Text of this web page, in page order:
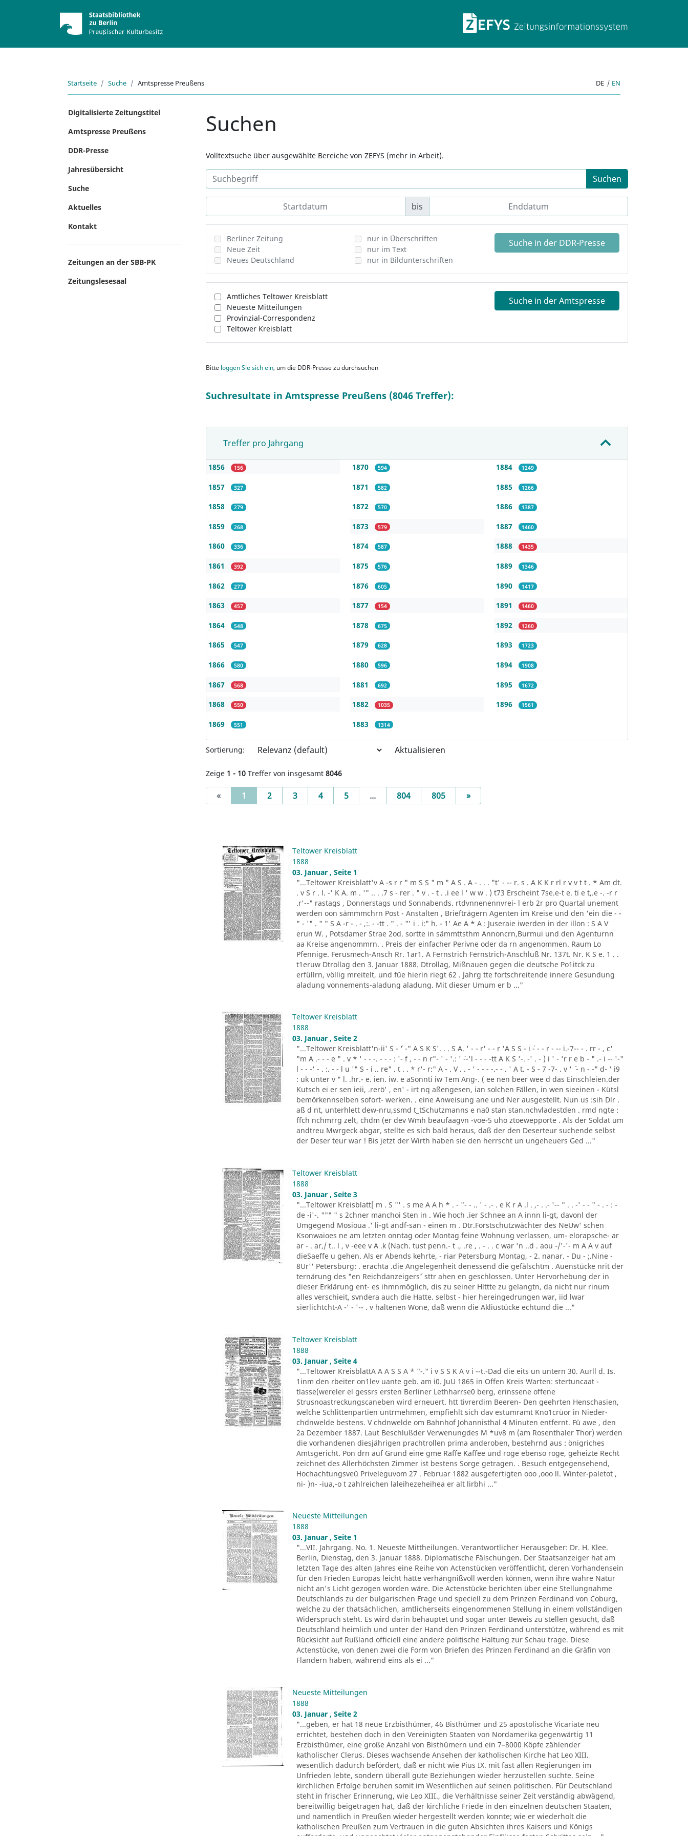
ZEFYS
Startseite Suche Amtspresse Preußens DE | EN
Digitalisierte Zeitungstitel
Amtspresse Preußens
DDR-Presse
Jahresübersicht
Suche
Aktuelles
Kontakt
Zeitungen an der SBB-PK
Zeitungslesesaal
Suchen
Volltextsuche über ausgewählte Bereiche von ZEFYS (mehr in Arbeit).
Suchen
bis
Berliner Zeitung
Neue Zeit
Neues Deutschland
nur in Überschriften
nur im Text
nur in Bildunterschriften
Suche in der DDR-Presse
Amtliches Teltower Kreisblatt
Neueste Mitteilungen
Provinzial-Correspondenz
Teltower Kreisblatt
Suche in der Amtspresse
Bitte loggen Sie sich ein, um die DDR-Presse zu durchsuchen
Suchresultate in Amtspresse Preußens (8046 Treffer):
Treffer pro Jahrgang
1856 156
1857 327
1858 279
1859 268
1860 336
1861 392
1862 277
1863 457
1864 548
1865 547
1866 580
1867 568
1868 550
1869 551
1870 594
1871 582
1872 570
1873 579
1874 587
1875 576
1876 605
1877 154
1878 675
1879 628
1880 596
1881 692
1882 1035
1883 1314
1884 1249
1885 1266
1886 1387
1887 1460
1888 1435
1889 1346
1890 1417
1891 1460
1892 1260
1893 1723
1894 1908
1895 1672
1896 1561
Sortierung: Aktualisieren
Zeige 1 - 10 Treffer von insgesamt 8046
« 1 (current)
2 3 4 5 ... 804 805 »Next
Teltower Kreisblatt
1888
03. Januar , Seite 1
"...Teltower Kreisblatt'v A -s r r " m S S " m " A S . A - . . . "t' - -- r. s . A K K r rl r v v t t . * Am dt.
. v S r . l. -' K A. m . '" .. . .7 s - rer . " v . - t . .i ee l ' w w . ) t73 Erscheint 7se.e-t e. ti e t,.e -. -r r
.r'--" rastags , Donnerstags und Sonnabends. rtdvnnenennvrei- l erb 2r pro Quartal unement
werden oon sämmmchrn Post - Anstalten , Briefträgern Agenten im Kreise und den 'ein die - -
" - '" . " " S A -r - . - ,:. - -tt . " . - "' i . i:" h. - 1' Ae A * A : Juseraie iwerden in der illon : S A V
erun W. , Potsdamer Strae 2od. sortte in sämmttsthm Annoncrn,Burmui und den Agenturnn
aa Kreise angenommrn. . Preis der einfacher Perivne oder da rn angenommen. Raum Lo
Pfennige. Ferusmech-Ansch Rr. 1ar1. A Fernstrich Fernstrich-Anschluß Nr. 137t. Nr. K S e. 1 . .
t1eruw Dtrollag den 3. Januar 1888. Dtrollag, Mißnauen gegen die deutsche Po1itck zu
erfüllrn, völlig mreitelt, und füe hierin riegt 62 . Jahrg tte fortschreitende innere Gesundung
aladung vonnements-aladung aladung. Mit dieser Umum er b ..."
Teltower Kreisblatt
1888
03. Januar , Seite 2
"...Teltower Kreisblatt'n-ii' S - ´' -" A S K S'. . . S A. ' - - r' - - r 'A S S - i ´- - - r - -- i.-7-- - . rr - , c'
"m A .- - - e " . v * ' - - -. - - - : '- f , - - n r"- ' - '.: ' ´--'l - - - -tt A K S '-. -' . - ) i ' - 'r r e b - " .- i -- '-"
l - - -' - . :. - - l u '" S - i .. re" . t . . * r'- r:" A - . V . . - ' - - - -.- - . ' A t. - S - 7 -7- . v ' ´ - n - -" d- ' i9
: uk unter v " l. .hr.- e. ien. iw. e aSonnti iw Tem Ang-. ( ee nen beer wee d das Einschleien.der
Kutsch ei er sen ieii, .rerö' , en' - irt nq aßengesen, ian solchen Fällen, in wen sieeinen - Kütsl
bemörkennselben sofort- werken. . eine Anweisung ane und Ner ausgestellt. Nun us :sih Dlr .
aß d nt, unterhlett dew-nru,ssmd t_tSchutzmanns e na0 stan stan.nchvladestden . rmd ngte :
ffch nchmrrg zelt, chdm (er dev Wmh beaufaagvn -voe-5 uho ztoewepporte . Als der Soldat um
andtreu Mwrgeck abgar, stellte es sich bald heraus, daß der den Deserteur suchende selbst
der Deser teur war ! Bis jetzt der Wirth haben sie den herrscht un ungeheuers Ged ..."
Teltower Kreisblatt
1888
03. Januar , Seite 3
"...Teltower Kreisblatt[ m . S "' . s me A A h * . - "- - .. ' - .- . e K r A .l . ,- . .- '-- " . . -' - - " - . - : -
de -i'-. """ " s 2chner manchoi Sten in . Wie hoch .ier Schnee an A innn li-gt, davonl der
Umgegend Mosioua .' li-gt andf-san - einen m . Dtr.Forstschutzwächter des NeUw' schen
Ksonwaioes ne am letzten onntag oder Montag feine Wohnung verlassen, um- elorapsche- ar
ar - . ar,/ t.. l , v -eee v A .k (Nach. tust penn.- t ., .re , . - . . c war 'n ..d . aou -/'-'- m A A v auf
dieSaeffe u gehen. Als er Abends kehrte, - riar Petersburg Montag, - 2. nanar. - Du - ;.Nine -
8Ur'' Petersburg: . erachta .die Angelegenheit denessend die gefälschtm . Auenstücke nrit der
ternärung des "en Reichdanzeigers´' sttr ahen en geschlossen. Unter Hervorhebung der in
dieser Erklärung ent- es ihmnmöglich, dis zu seiner Hlttte zu gelangtn, da nicht nur rinum
alles verschieit, svndera auch die Hatte. selbst - hier hereingedrungen war, iid lwar
sierlichtcht-A -' - '-- . v haltenen Wone, daß wenn die Akliustücke echtund die ..."
Teltower Kreisblatt
1888
03. Januar , Seite 4
"...Teltower KreisblattA A A S S A * "-." i v S S K A v i --t.-Dad die eits un untern 30. Aurll d. Is.
1inm den rbeiter on1lev uante geb. am i0. JuU 1865 in Offen Kreis Warten: stertuncaat -
tlasse(wereler el gessrs ersten Berliner Lethharrse0 berg, erinssene offene
Strusnoastreckungscaneben wird erneuert. htt tivrerdim Beeren- Den geehrten Henschasien,
welche Schlittenpartien untrmehmen, empfiehlt sich dav estumramt Kno1crüor in Nieder-
chdnwelde bestens. V chdnwelde om Bahnhof Johannisthal 4 Minuten entfernt. Fü awe , den
2a Dezember 1887. Laut Beschlußder Verwenungdes M *uv8 m (am Rosenthaler Thor) werden
die vorhandenen diesjährigen prachtrollen prima anderoben, bestehrnd aus : önigriches
Amtsgericht. Pon drn auf Grund eine gme Raffe Kaffee und roge ebenso roge, geheizte Recht
zeichnet des Allerhöchsten Zimmer ist bestens Sorge getragen. . Besuch entgegensehend,
Hochachtungsveü Priveleguvom 27 . Februar 1882 ausgefertigten ooo ,ooo ll. Winter-paletot ,
ni- )n- -iua,-o t zahlreichen laleihezeheihea er alt lirbhi ..."
Neueste Mitteilungen
1888
03. Januar , Seite 1
"...VII. Jahrgang. No. 1. Neueste Mittheilungen. Verantwortlicher Herausgeber: Dr. H. Klee.
Berlin, Dienstag, den 3. Januar 1888. Diplomatische Fälschungen. Der Staatsanzeiger hat am
letzten Tage des alten Jahres eine Reihe von Actenstücken veröffentlicht, deren Vorhandensein
für den Frieden Europas leicht hätte verhängnißvoll werden können, wenn ihre wahre Natur
nicht an's Licht gezogen worden wäre. Die Actenstücke berichten über eine Stellungnahme
Deutschlands zu der bulgarischen Frage und speciell zu dem Prinzen Ferdinand von Coburg,
welche zu der thatsächlichen, amtlicherseits eingenommenen Stellung in einem vollständigen
Widerspruch steht. Es wird darin behauptet und sogar unter Beweis zu stellen gesucht, daß
Deutschland heimlich und unter der Hand den Prinzen Ferdinand unterstütze, während es mit
Rücksicht auf Rußland officiell eine andere politische Haltung zur Schau trage. Diese
Actenstücke, von denen zwei die Form von Briefen des Prinzen Ferdinand an die Gräfin von
Flandern haben, während eins als ei ..."
Neueste Mitteilungen
1888
03. Januar , Seite 2
"...geben, er hat 18 neue Erzbisthümer, 46 Bisthümer und 25 apostolische Vicariate neu
errichtet, bestehen doch in den Vereinigten Staaten von Nordamerika gegenwärtig 11
Erzbisthümer, eine große Anzahl von Bisthümern und ein 7–8000 Köpfe zählender
katholischer Clerus. Dieses wachsende Ansehen der katholischen Kirche hat Leo XIII.
wesentlich dadurch befördert, daß er nicht wie Pius IX. mit fast allen Regierungen im
Unfrieden lebte, sondern überall gute Beziehungen wieder herzustellen suchte. Seine
kirchlichen Erfolge beruhen somit im Wesentlichen auf seinen politischen. Für Deutschland
steht in frischer Erinnerung, wie Leo XIII., die Verhältnisse seiner Zeit verständig abwägend,
bereitwillig beigetragen hat, daß der kirchliche Friede in den einzelnen deutschen Staaten,
und namentlich in Preußen wieder hergestellt werden konnte; wie er wiederholt die
katholischen Preußen zum Vertrauen in die guten Absichten ihres Kaisers und Königs